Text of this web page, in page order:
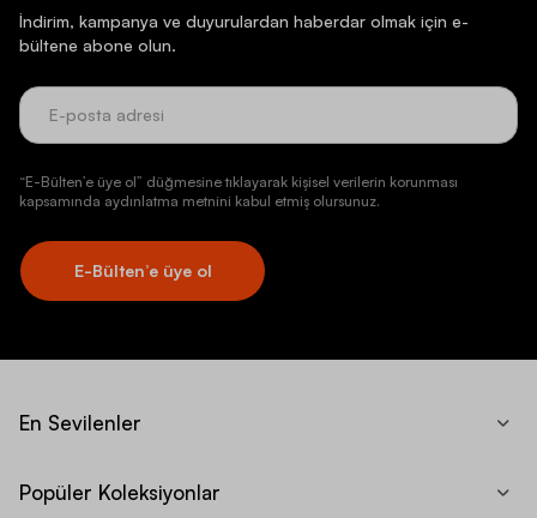
İndirim, kampanya ve duyurulardan haberdar olmak için e-
bültene abone olun.
“E-Bülten’e üye ol” düğmesine tıklayarak kişisel verilerin korunması
kapsamında aydınlatma metnini kabul etmiş olursunuz.
E-Bülten’e üye ol
En Sevilenler
Popüler Koleksiyonlar